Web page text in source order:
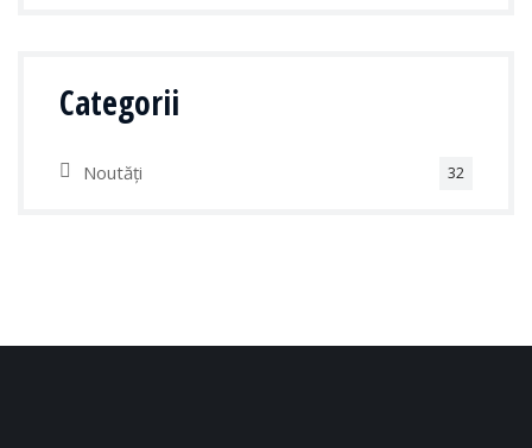
Categorii
Noutăți 32